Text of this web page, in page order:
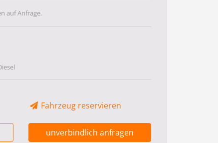
auf Anfrage.
Fahrzeug reservieren
unverbindlich anfragen